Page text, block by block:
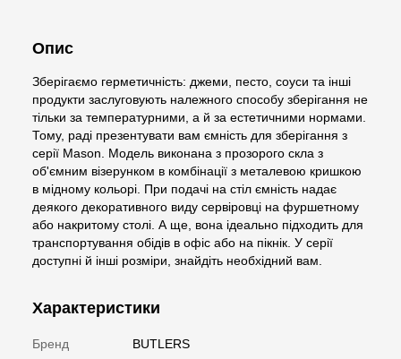
Опис
Зберігаємо герметичність: джеми, песто, соуси та інші
продукти заслуговують належного способу зберігання не
тільки за температурними, а й за естетичними нормами.
Тому, раді презентувати вам ємність для зберігання з
серії Mason. Модель виконана з прозорого скла з
об'ємним візерунком в комбінації з металевою кришкою
в мідному кольорі. При подачі на стіл ємність надає
деякого декоративного виду сервіровці на фуршетному
або накритому столі. А ще, вона ідеально підходить для
транспортування обідів в офіс або на пікнік. У серії
доступні й інші розміри, знайдіть необхідний вам.
Характеристики
Бренд
BUTLERS